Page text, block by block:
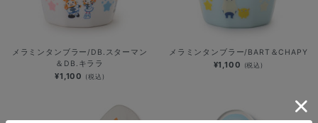
メラミンタンブラー/DB.スターマン
＆DB.キララ
¥1,100 (税込)
メラミンタンブラー/BART＆CHAPY
¥1,100 (税込)